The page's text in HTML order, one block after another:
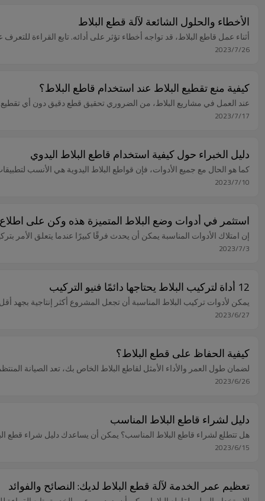
الأخطاء والحلول الشائعة لآلة قطع البلاط
أثناء عمل قاطع البلاط، قد تواجه أخطاء تؤثر على أدائه. تابع القراءة
2023/7/26
كيفية منع تقطيع البلاط عند استخدام قاطع البلاط؟
عند العمل في مشاريع البلاط، من الضروري تحقيق قطع دقيق دون أي تقطيع.
2023/7/17
دليل الخبراء حول كيفية استخدام قاطع البلاط اليدوي
كما هو الحال مع جميع الأدوات، فإن قواطع البلاط اليدوية هي الأنسب
2023/7/10
استثمر في أدوات وضع البلاط المتميزة هذه وكن على
إن امتلاك الأدوات المناسبة يمكن أن يحدث فرقًا كبيرًا عندما يتعلق الأمر
2023/7/3
12 أداة لتركيب البلاط يحتاجها دائمًا فنيو التركيب
يمكن لأدوات تركيب البلاط المناسبة أن تجعل المشروع أكثر إنتاجية بجهد
2023/6/27
كيفية الحفاظ على قطع البلاط؟
لضمان طول العمر والأداء الأمثل لقاطع البلاط الخاص بك، تعد الصيانة
2023/6/26
دليل لشراء قاطع البلاط المناسب
هل تتطلع لشراء قاطع البلاط المناسب؟ يمكن أن يساعدك دليل شراء قطع
2023/6/15
تعظيم عمر الخدمة لآلة قطع البلاط لديك: النصائح والفوائد